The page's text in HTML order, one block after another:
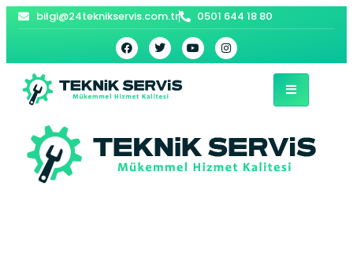
bilgi@24teknikservis.com.tr 0501 644 18 80